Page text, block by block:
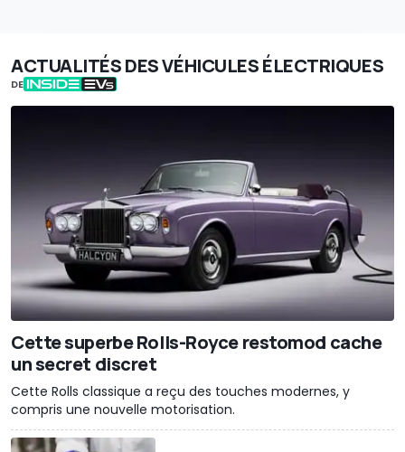
ACTUALITÉS DES VÉHICULES ÉLECTRIQUES
DE
Cette superbe Rolls-Royce restomod cache
un secret discret
Cette Rolls classique a reçu des touches modernes, y
compris une nouvelle motorisation.